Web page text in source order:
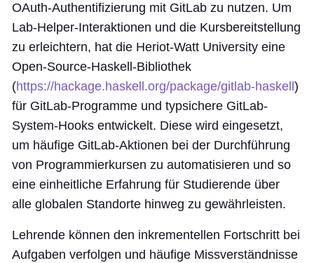
OAuth-Authentifizierung mit GitLab zu nutzen. Um
Lab-Helper-Interaktionen und die Kursbereitstellung
zu erleichtern, hat die Heriot-Watt University eine
Open-Source-Haskell-Bibliothek
(https://hackage.haskell.org/package/gitlab-haskell )
für GitLab-Programme und typsichere GitLab-
System-Hooks entwickelt. Diese wird eingesetzt,
um häufige GitLab-Aktionen bei der Durchführung
von Programmierkursen zu automatisieren und so
eine einheitliche Erfahrung für Studierende über
alle globalen Standorte hinweg zu gewährleisten.
Lehrende können den inkrementellen Fortschritt bei
Aufgaben verfolgen und häufige Missverständnisse